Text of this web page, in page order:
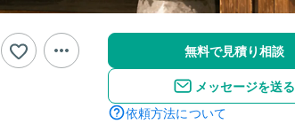
無料で見積り相談
メッセージを送る
依頼方法について